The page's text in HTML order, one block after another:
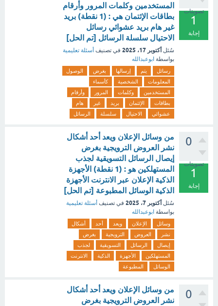
تصويتات
1
إجابة
المستخدمين وكلمات المرور وأرقام
بطاقات الإئتمان هي : (1 نقطة) بريد
غير هام بريد عشوائي رسائل
الاحتيال سلسلة الرسائل [تم الحل]
سُئل أكتوبر 17، 2025 في تصنيف أسئلة تعليمية
بواسطة ابوعبدالله
رسائل يتم إرسالها بغرض
الوصول
المعلومات
الشخصية
كأسماء
المستخدمين
وكلمات المرور
وأرقام
بطاقات
الإئتمان بريد غير
هام
عشوائي
الاحتيال سلسلة الرسائل
0
تصويتات
1
إجابة
من وسائل الإعلان ويعد أحد أشكال
نشر العروض الترويجية بغرض
إيصال الرسائل التسويقية لجذب
المستهلكين هو : (1 نقطة) الأجهزة
الذكية الإعلان عبر الانترنت الأجهزة
الذكية الوسائل المطبوعة [تم الحل]
سُئل أكتوبر 7، 2025 في تصنيف أسئلة تعليمية
بواسطة ابوعبدالله
وسائل الإعلان ويعد أحد
أشكال
نشر
العروض الترويجية
بغرض
إيصال
الرسائل التسويقية
لجذب
المستهلكين
الأجهزة الذكية
الانترنت
الوسائل
المطبوعة
0
من وسائل الإعلان ويعد أحد أشكال
نشر العروض الترويجية بغرض